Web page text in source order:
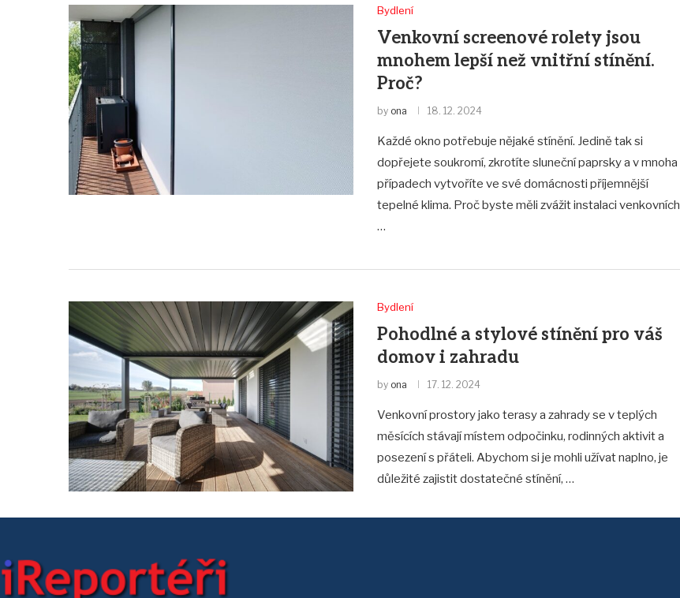
Bydlení
Venkovní screenové rolety jsou
mnohem lepší než vnitřní stínění.
Proč?
by ona 18. 12. 2024
Každé okno potřebuje nějaké stínění. Jedině tak si
dopřejete soukromí, zkrotíte sluneční paprsky a v mnoha
případech vytvoříte ve své domácnosti příjemnější
tepelné klima. Proč byste měli zvážit instalaci venkovních
…
Bydlení
Pohodlné a stylové stínění pro váš
domov i zahradu
by ona 17. 12. 2024
Venkovní prostory jako terasy a zahrady se v teplých
měsících stávají místem odpočinku, rodinných aktivit a
posezení s přáteli. Abychom si je mohli užívat naplno, je
důležité zajistit dostatečné stínění, …